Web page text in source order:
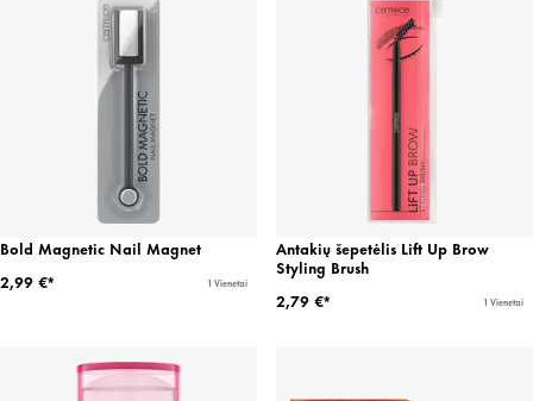
Bold Magnetic Nail Magnet
2,99 €*
1 Vienetai
Antakių šepetėlis Lift Up Brow
Styling Brush
2,79 €*
1 Vienetai